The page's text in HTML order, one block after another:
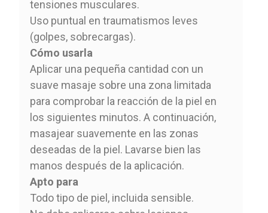
tensiones musculares.
Uso puntual en traumatismos leves
(golpes, sobrecargas).
Cómo usarla
Aplicar una pequeña cantidad con un
suave masaje sobre una zona limitada
para comprobar la reacción de la piel en
los siguientes minutos. A continuación,
masajear suavemente en las zonas
deseadas de la piel. Lavarse bien las
manos después de la aplicación.
Apto para
Todo tipo de piel, incluida sensible.